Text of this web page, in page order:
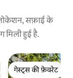
सफ़ाई के
मिली हुई है.
गेस्ट्स की फ़ेवरेट
गेस्ट्स की फ़ेवरेट